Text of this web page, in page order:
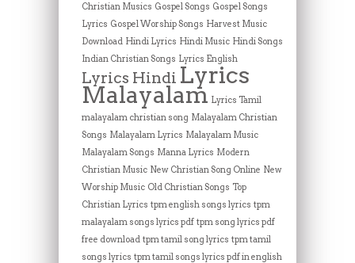
Christian Musics Gospel Songs Gospel Songs
Lyrics Gospel Worship Songs Harvest Music
Download Hindi Lyrics Hindi Music Hindi Songs
Indian Christian Songs Lyrics English
Lyrics Hindi Lyrics
Malayalam Lyrics Tamil
malayalam christian song Malayalam Christian
Songs Malayalam Lyrics Malayalam Music
Malayalam Songs Manna Lyrics Modern
Christian Music New Christian Song Online New
Worship Music Old Christian Songs Top
Christian Lyrics tpm english songs lyrics tpm
malayalam songs lyrics pdf tpm song lyrics pdf
free download tpm tamil song lyrics tpm tamil
songs lyrics tpm tamil songs lyrics pdf in english